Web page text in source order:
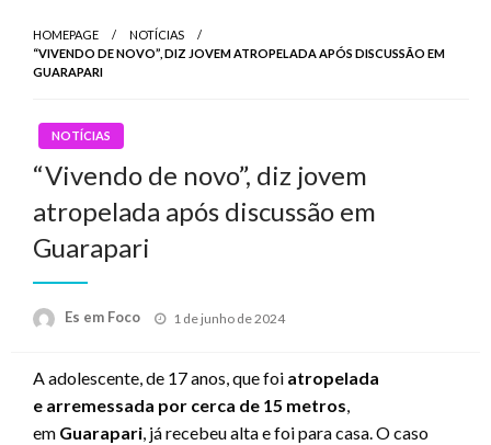
HOMEPAGE
NOTÍCIAS
“VIVENDO DE NOVO”, DIZ JOVEM ATROPELADA APÓS DISCUSSÃO EM
GUARAPARI
NOTÍCIAS
“Vivendo de novo”, diz jovem
atropelada após discussão em
Guarapari
Es em Foco
Posted
1 de junho de 2024
A adolescente, de 17 anos, que foi atropelada
e arremessada por cerca de 15 metros,
em Guarapari, já recebeu alta e foi para casa. O caso